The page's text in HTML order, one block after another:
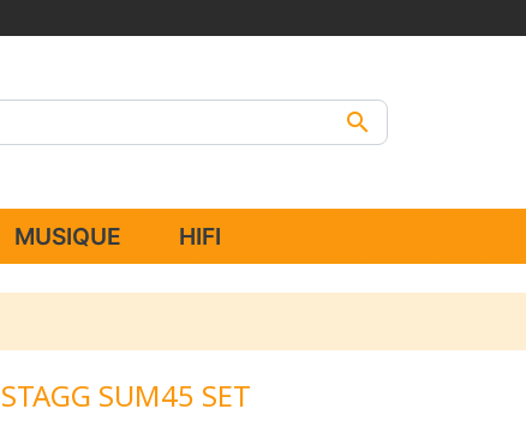

MUSIQUE HIFI
STAGG SUM45 SET